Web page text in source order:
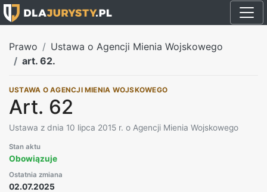
Prawo
Ustawa o Agencji Mienia Wojskowego
art. 62.
USTAWA O AGENCJI MIENIA WOJSKOWEGO
Art. 62
Ustawa z dnia 10 lipca 2015 r. o Agencji Mienia Wojskowego
Stan aktu
Obowiązuje
Ostatnia zmiana
02.07.2025